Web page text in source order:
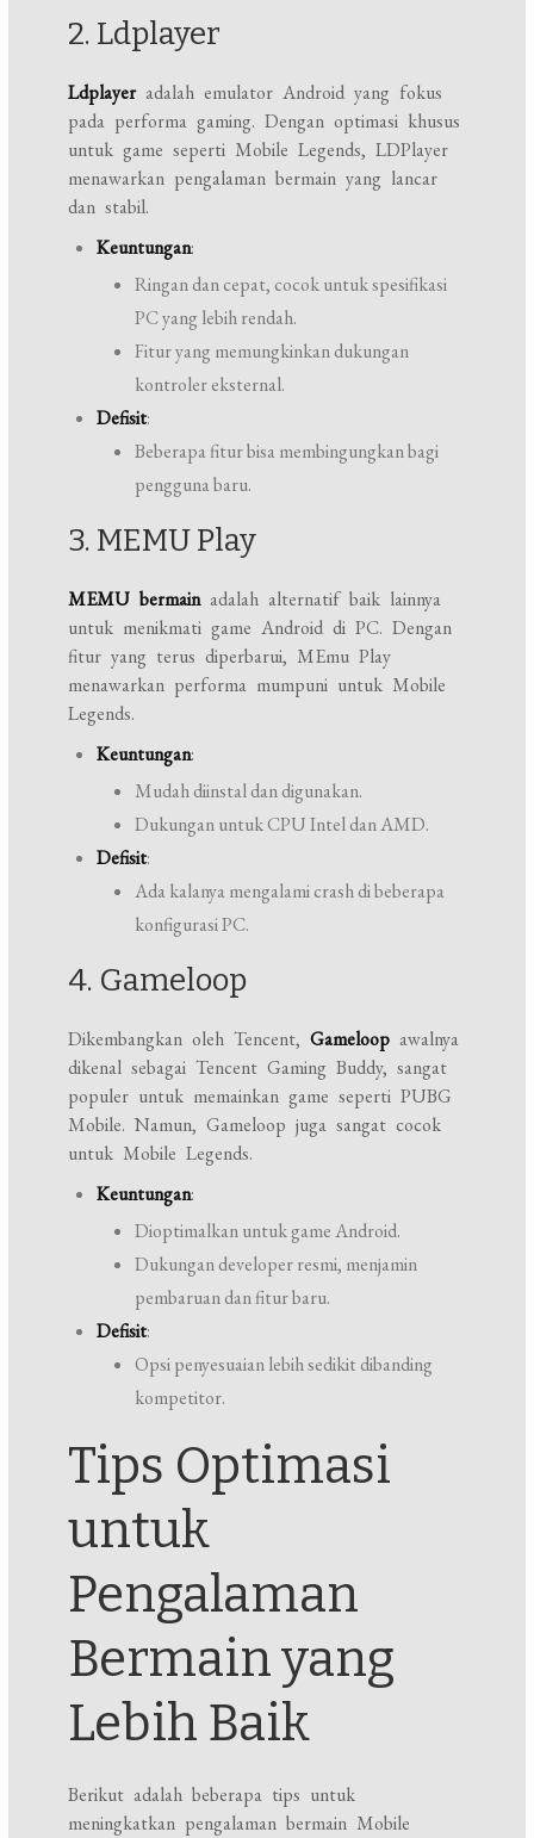
2. Ldplayer
Ldplayeradalah emulator Android yang fokus
pada performa gaming. Dengan optimasi khusus
untuk game seperti Mobile Legends, LDPlayer
menawarkan pengalaman bermain yang lancar
dan stabil.
Keuntungan:
Ringan dan cepat, cocok untuk spesifikasi
PC yang lebih rendah.
Fitur yang memungkinkan dukungan
kontroler eksternal.
Defisit:
Beberapa fitur bisa membingungkan bagi
pengguna baru.
3. MEMU Play
MEMU bermainadalah alternatif baik lainnya
untuk menikmati game Android di PC. Dengan
fitur yang terus diperbarui, MEmu Play
menawarkan performa mumpuni untuk Mobile
Legends.
Keuntungan:
Mudah diinstal dan digunakan.
Dukungan untuk CPU Intel dan AMD.
Defisit:
Ada kalanya mengalami crash di beberapa
konfigurasi PC.
4. Gameloop
Dikembangkan oleh Tencent,Gameloop awalnya
dikenal sebagai Tencent Gaming Buddy, sangat
populer untuk memainkan game seperti PUBG
Mobile. Namun, Gameloop juga sangat cocok
untuk Mobile Legends.
Keuntungan:
Dioptimalkan untuk game Android.
Dukungan developer resmi, menjamin
pembaruan dan fitur baru.
Defisit:
Opsi penyesuaian lebih sedikit dibanding
kompetitor.
Tips Optimasi
untuk
Pengalaman
Bermain yang
Lebih Baik
Berikut adalah beberapa tips untuk
meningkatkan pengalaman bermain Mobile